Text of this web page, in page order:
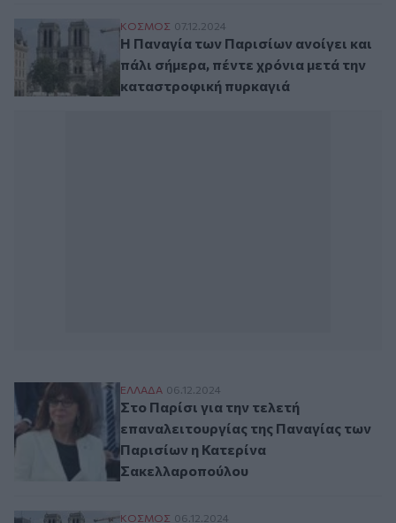
Η Παναγία των Παρισίων ανοίγει και
ΚΟΣΜΟΣ 07.12.2024
Η Παναγία των Παρισίων ανοίγει και
πάλι σήμερα, πέντε χρόνια μετά την
καταστροφική πυρκαγιά
Στο Παρίσι για την τελετή
ΕΛΛAΔΑ 06.12.2024
Στο Παρίσι για την τελετή
επαναλειτουργίας της Παναγίας των
Παρισίων η Κατερίνα
Σακελλαροπούλου
ΚΟΣΜΟΣ 06.12.2024